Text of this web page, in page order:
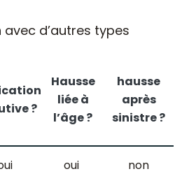
d’autres types
?
Hausse
liée à
l’âge ?
hausse
après
sinistre ?
oui non